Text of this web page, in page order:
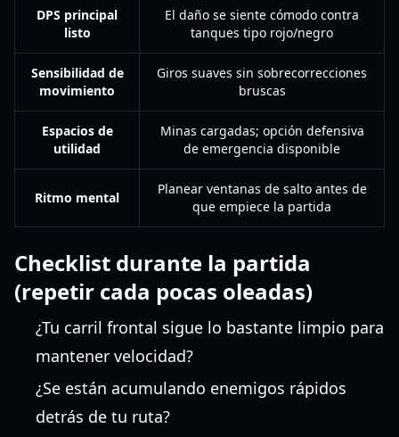
DPS principal
listo
El daño se siente cómodo contra
tanques tipo rojo/negro
Sensibilidad de
movimiento
Giros suaves sin sobrecorrecciones
bruscas
Espacios de
utilidad
Minas cargadas; opción defensiva
de emergencia disponible
Ritmo mental
Planear ventanas de salto antes de
que empiece la partida
Checklist durante la partida
(repetir cada pocas oleadas)
¿Tu carril frontal sigue lo bastante limpio para
mantener velocidad?
¿Se están acumulando enemigos rápidos
detrás de tu ruta?